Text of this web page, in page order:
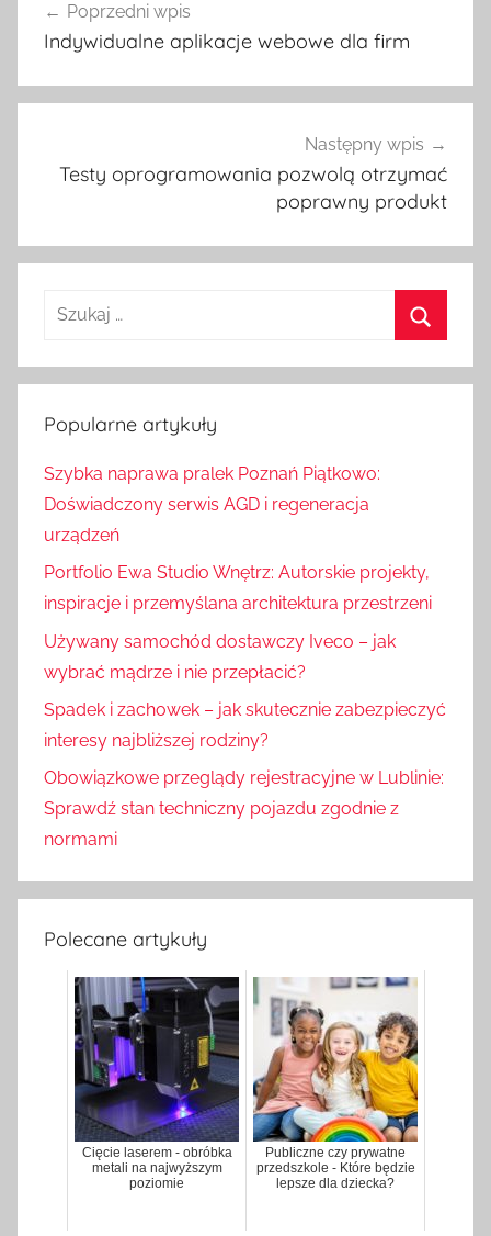
Nawigacja
wpisu
Poprzedni wpis
Indywidualne aplikacje webowe dla firm
Następny wpis
Testy oprogramowania pozwolą otrzymać
poprawny produkt
u
a
z
Popularne artykuły
Szybka naprawa pralek Poznań Piątkowo:
Doświadczony serwis AGD i regeneracja
urządzeń
Portfolio Ewa Studio Wnętrz: Autorskie projekty,
inspiracje i przemyślana architektura przestrzeni
Używany samochód dostawczy Iveco – jak
wybrać mądrze i nie przepłacić?
Spadek i zachowek – jak skutecznie zabezpieczyć
interesy najbliższej rodziny?
Obowiązkowe przeglądy rejestracyjne w Lublinie:
Sprawdź stan techniczny pojazdu zgodnie z
normami
Polecane artykuły
Cięcie laserem - obróbka
metali na najwyższym
poziomie
Publiczne czy prywatne
przedszkole - Które będzie
lepsze dla dziecka?